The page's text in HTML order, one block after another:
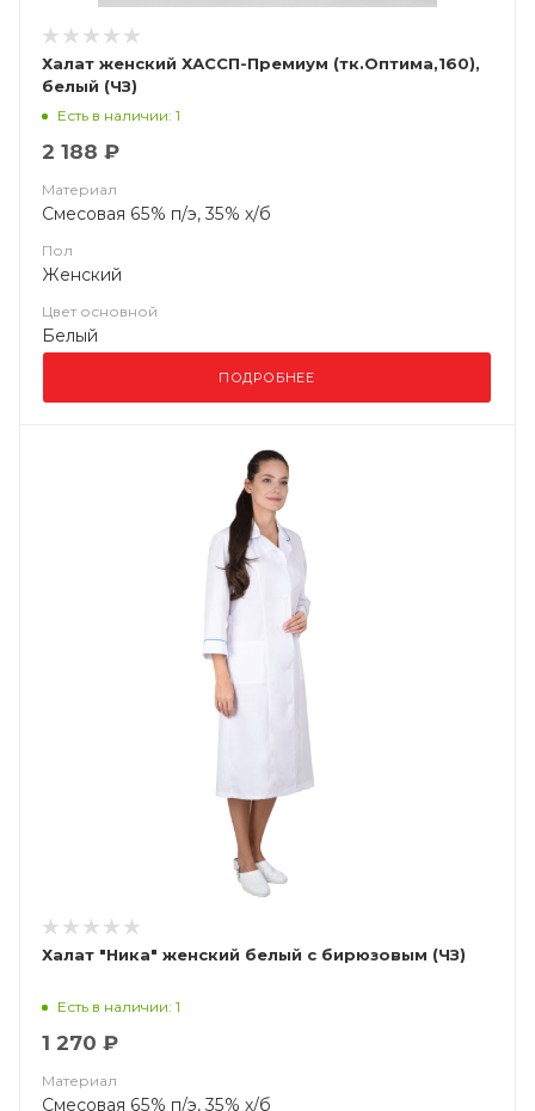
Халат женский ХАССП-Премиум (тк.Оптима,160),
белый (ЧЗ)
Есть в наличии: 1
2 188 ₽
Материал
Смесовая 65% п/э, 35% х/б
Пол
Женский
Цвет основной
Белый
ПОДРОБНЕЕ
Халат "Ника" женский белый с бирюзовым (ЧЗ)
Есть в наличии: 1
1 270 ₽
Материал
Смесовая 65% п/э, 35% х/б